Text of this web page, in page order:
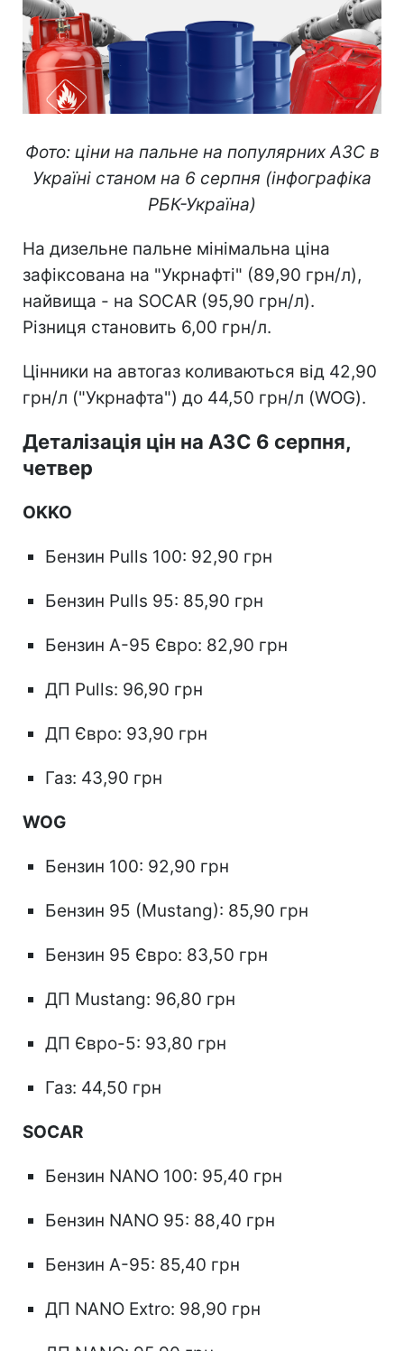
Фото: ціни на пальне на популярних АЗС в
Україні станом на 6 серпня (інфографіка
РБК-Україна)
На дизельне пальне мінімальна ціна
зафіксована на "Укрнафті" (89,90 грн/л),
найвища - на SOCAR (95,90 грн/л).
Різниця становить 6,00 грн/л.
Цінники на автогаз коливаються від 42,90
грн/л ("Укрнафта") до 44,50 грн/л (WOG).
Деталізація цін на АЗС 6 серпня,
четвер
OKKO
Бензин Pulls 100: 92,90 грн
Бензин Pulls 95: 85,90 грн
Бензин А-95 Євро: 82,90 грн
ДП Pulls: 96,90 грн
ДП Євро: 93,90 грн
Газ: 43,90 грн
WOG
Бензин 100: 92,90 грн
Бензин 95 (Mustang): 85,90 грн
Бензин 95 Євро: 83,50 грн
ДП Mustang: 96,80 грн
ДП Євро-5: 93,80 грн
Газ: 44,50 грн
SOCAR
Бензин NANO 100: 95,40 грн
Бензин NANO 95: 88,40 грн
Бензин А-95: 85,40 грн
ДП NANO Extro: 98,90 грн